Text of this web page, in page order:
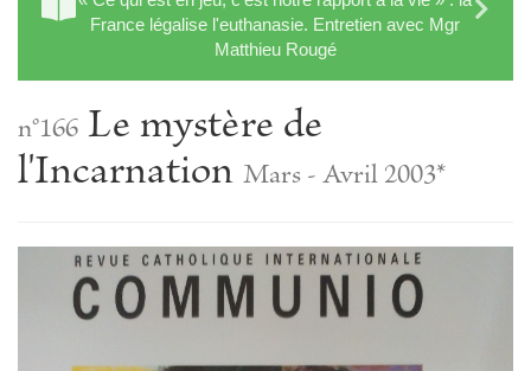
France légalise l'euthanasie. Entretien avec Mgr
Matthieu Rougé
n°166 Le mystère de
l'Incarnation Mars - Avril 2003*